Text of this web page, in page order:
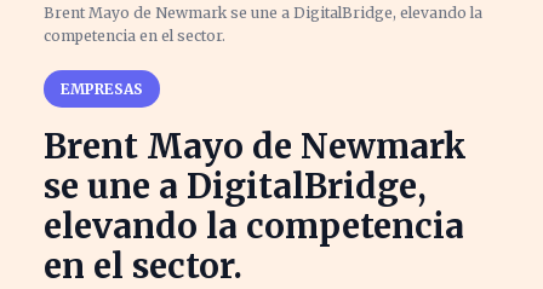
Brent Mayo de Newmark se une a DigitalBridge, elevando la
competencia en el sector.
EMPRESAS
Brent Mayo de Newmark
se une a DigitalBridge,
elevando la competencia
en el sector.